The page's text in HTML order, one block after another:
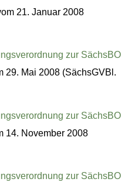
21. Januar 2008
zur SächsBO
29. Mai 2008 (SächsGVBl.
zur SächsBO
14. November 2008
zur SächsBO